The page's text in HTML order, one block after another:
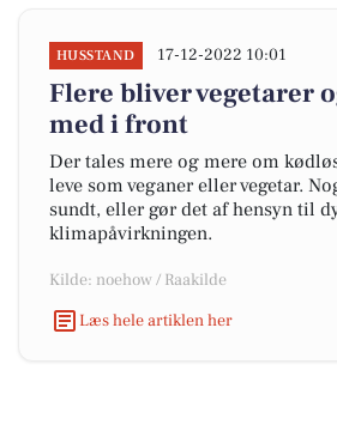
HUSSTAND 17-12-2022 10:01
Flere bliver vegetarer
med i front
Der tales mere og mere om
leve som veganer eller vegetar.
sundt, eller gør det af hensyn til
klimapåvirkningen.
Kilde: noehow / Raakilde
Læs hele artiklen her